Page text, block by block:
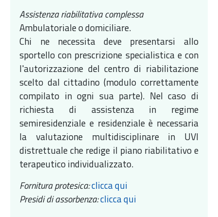
Assistenza riabilitativa complessa
Ambulatoriale o domiciliare.
Chi ne necessita deve presentarsi allo
sportello con prescrizione specialistica e con
l'autorizzazione del centro di riabilitazione
scelto dal cittadino (modulo correttamente
compilato in ogni sua parte). Nel caso di
richiesta di assistenza in regime
semiresidenziale e residenziale è necessaria
la valutazione multidisciplinare in UVI
distrettuale che redige il piano riabilitativo e
terapeutico individualizzato.
Fornitura protesica:clicca qui
Presidi di assorbenza:clicca qui